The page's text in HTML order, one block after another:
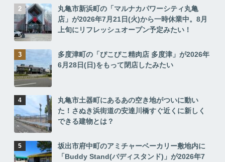
丸亀市新浜町の「マルナカパワーシティ丸亀
店」が2026年7月21日(火)から一時休業中。8月
上旬にリフレッシュオープン予定みたい！
多度津町の「ぴこぴこ精肉店 多度津」が2026年
6月28日(日)をもって閉店したみたい
丸亀市土器町にあるあの空き地がついに動い
た！さぬき浜街道の安達川橋すぐ近くに新しく
できる建物とは？
坂出市府中町のアミチャーベーカリー敷地内に
「Buddy Stand(バディスタンド)」が2026年7